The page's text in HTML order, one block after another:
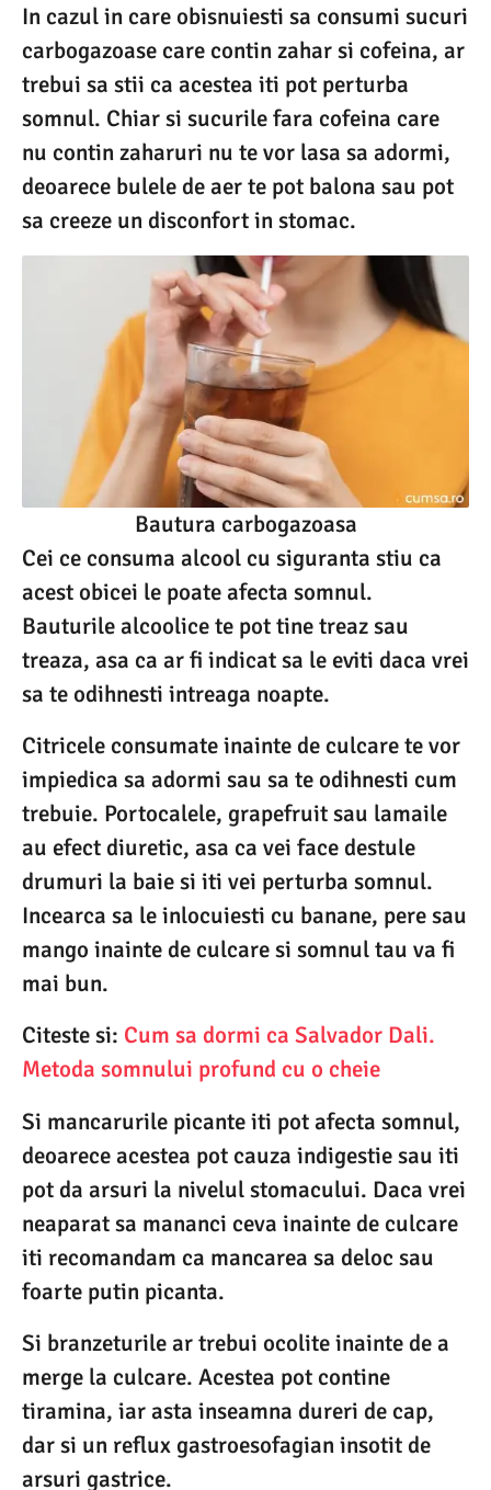
In cazul in care obisnuiesti sa consumi sucuri
carbogazoase care contin zahar si cofeina, ar
trebui sa stii ca acestea iti pot perturba
somnul. Chiar si sucurile fara cofeina care
nu contin zaharuri nu te vor lasa sa adormi,
deoarece bulele de aer te pot balona sau pot
sa creeze un disconfort in stomac.
Bautura carbogazoasa
Cei ce consuma alcool cu siguranta stiu ca
acest obicei le poate afecta somnul.
Bauturile alcoolice te pot tine treaz sau
treaza, asa ca ar fi indicat sa le eviti daca vrei
sa te odihnesti intreaga noapte.
Citricele consumate inainte de culcare te vor
impiedica sa adormi sau sa te odihnesti cum
trebuie. Portocalele, grapefruit sau lamaile
au efect diuretic, asa ca vei face destule
drumuri la baie si iti vei perturba somnul.
Incearca sa le inlocuiesti cu banane, pere sau
mango inainte de culcare si somnul tau va fi
mai bun.
Citeste si: Cum sa dormi ca Salvador Dali.
Metoda somnului profund cu o cheie
Si mancarurile picante iti pot afecta somnul,
deoarece acestea pot cauza indigestie sau iti
pot da arsuri la nivelul stomacului. Daca vrei
neaparat sa mananci ceva inainte de culcare
iti recomandam ca mancarea sa deloc sau
foarte putin picanta.
Si branzeturile ar trebui ocolite inainte de a
merge la culcare. Acestea pot contine
tiramina, iar asta inseamna dureri de cap,
dar si un reflux gastroesofagian insotit de
arsuri gastrice.